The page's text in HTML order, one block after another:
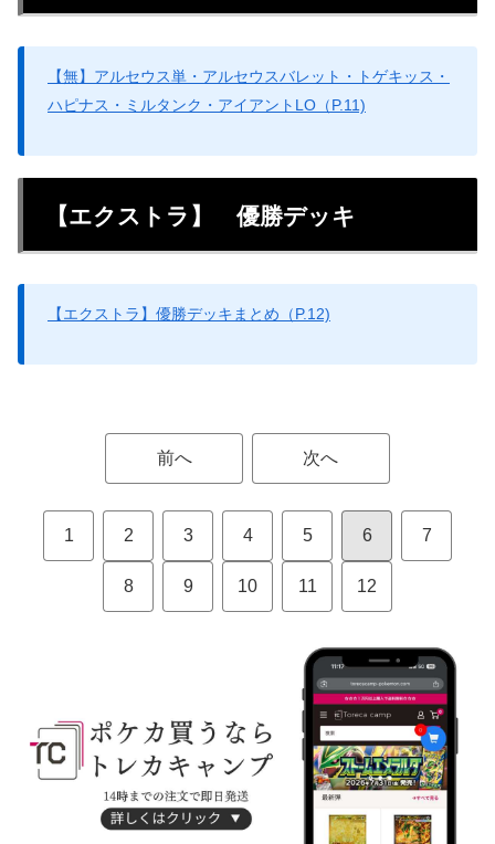
【無】アルセウス単・アルセウスバレット・トゲキッス・
ハピナス・ミルタンク・アイアントLO（P.11)
【エクストラ】 優勝デッキ
【エクストラ】優勝デッキまとめ（P.12)
前へ 次へ
1 2 3 4 5 6 7
8 9 10 11 12